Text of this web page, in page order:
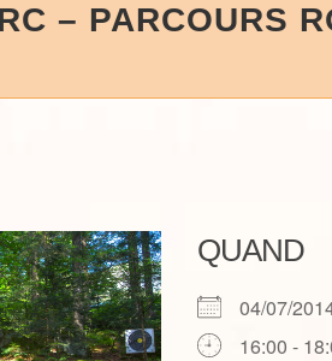
– PARCOURS
QUAND
04/07/
16:00 -